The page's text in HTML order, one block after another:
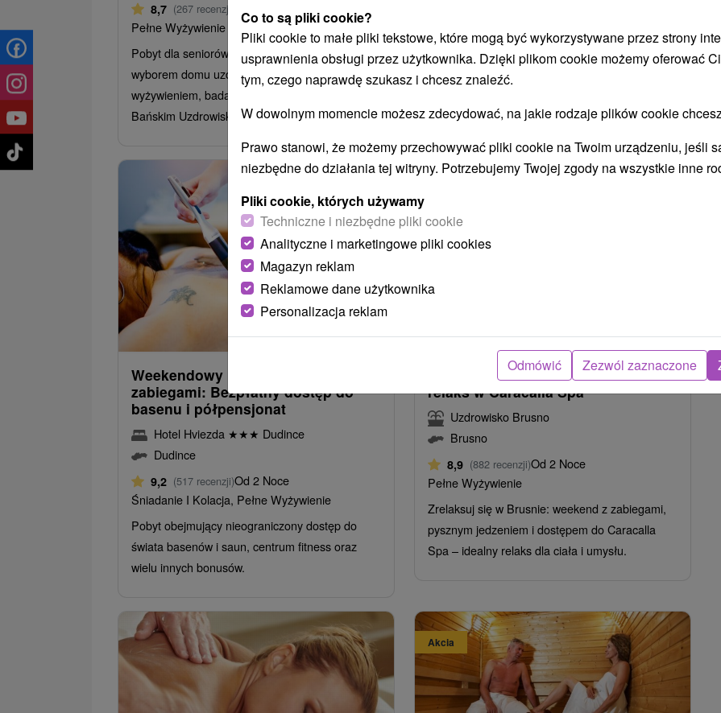
8,7 (267 recenzji)
Pełne Wyżywienie
Pobyt dla seniorów w Sklených Teplicach z
wyborem domu uzdrowiskowego, pełnym
wyżywieniem, badaniem lekarskim, zabiegami i
Bańskim Uzdrowiskiem.
Powitalny drink, uroczysta kolacja wigilijna z
prezentem, wstęp do basenu i świata saun
382,55zł
/noc/osoba
Weekendowy pobyt wellness z
zabiegami: Bezpłatny dostęp do
basenu i półpensjonat
Hotel Hviezda ★★★ Dudince
Dudince
9,2 (517 recenzji)Od 2 Noce
Śniadanie I Kolacja, Pełne Wyżywienie
Pobyt obejmujący nieograniczony dostęp do
świata basenów i saun, centrum fitness oraz
wielu innych bonusów.
/noc/osoba
Reset w uzdowisku: Weekendowy
relaks w Caracalla Spa
Uzdrowisko Brusno
Brusno
8,9 (882 recenzji)Od 2 Noce
Pełne Wyżywienie
Zrelaksuj się w Brusnie: weekend z zabiegami,
pysznym jedzeniem i dostępem do Caracalla
Spa – idealny relaks dla ciała i umysłu.
Akcia
Co to są pliki cookie?
Pliki cookie to małe pliki tekstowe, które mogą być wykorzystywane przez strony
usprawnienia obsługi przez użytkownika. Dzięki plikom cookie możemy oferować
tym, czego naprawdę szukasz i chcesz znaleźć.
W dowolnym momencie możesz zdecydować, na jakie rodzaje plików cookie
Prawo stanowi, że możemy przechowywać pliki cookie na Twoim urządzeniu, jeśli
niezbędne do działania tej witryny. Potrzebujemy Twojej zgody na wszystkie inne
Pliki cookie, których używamy
Techniczne i niezbędne pliki cookie
Analityczne i marketingowe pliki cookies
Magazyn reklam
Reklamowe dane użytkownika
Personalizacja reklam
Odmówić Zezwól zaznaczone